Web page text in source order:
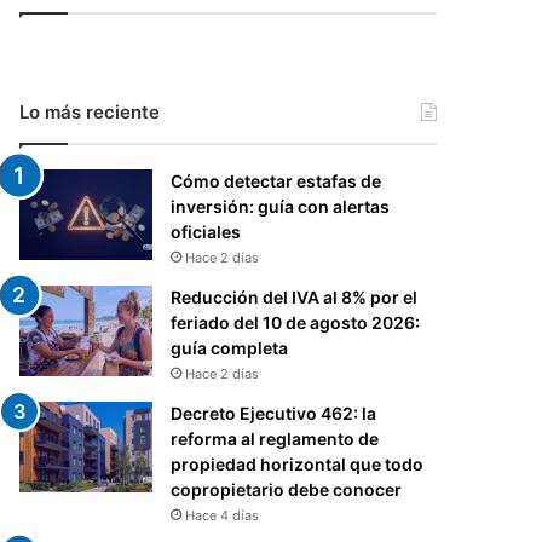
Lo más reciente
Cómo detectar estafas de
inversión: guía con alertas
oficiales
Hace 2 días
Reducción del IVA al 8% por el
feriado del 10 de agosto 2026:
guía completa
Hace 2 días
Decreto Ejecutivo 462: la
reforma al reglamento de
propiedad horizontal que todo
copropietario debe conocer
Hace 4 días